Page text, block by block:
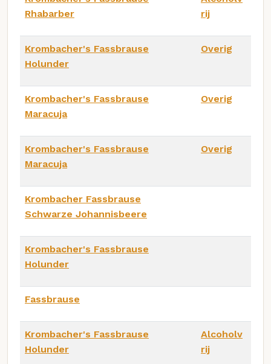
Rhabarber
rij
Krombacher's Fassbrause
Holunder
Overig
Krombacher's Fassbrause
Maracuja
Overig
Krombacher's Fassbrause
Maracuja
Overig
Krombacher Fassbrause
Schwarze Johannisbeere
Krombacher's Fassbrause
Holunder
Fassbrause
Krombacher's Fassbrause
Holunder
Alcoholv
rij